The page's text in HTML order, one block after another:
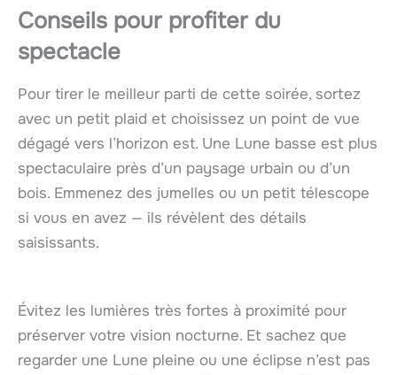
Conseils pour profiter du
spectacle
Pour tirer le meilleur parti de cette soirée, sortez
avec un petit plaid et choisissez un point de vue
dégagé vers l’horizon est. Une Lune basse est plus
spectaculaire près d’un paysage urbain ou d’un
bois. Emmenez des jumelles ou un petit télescope
si vous en avez — ils révèlent des détails
saisissants.
Évitez les lumières très fortes à proximité pour
préserver votre vision nocturne. Et sachez que
regarder une Lune pleine ou une éclipse n’est pas